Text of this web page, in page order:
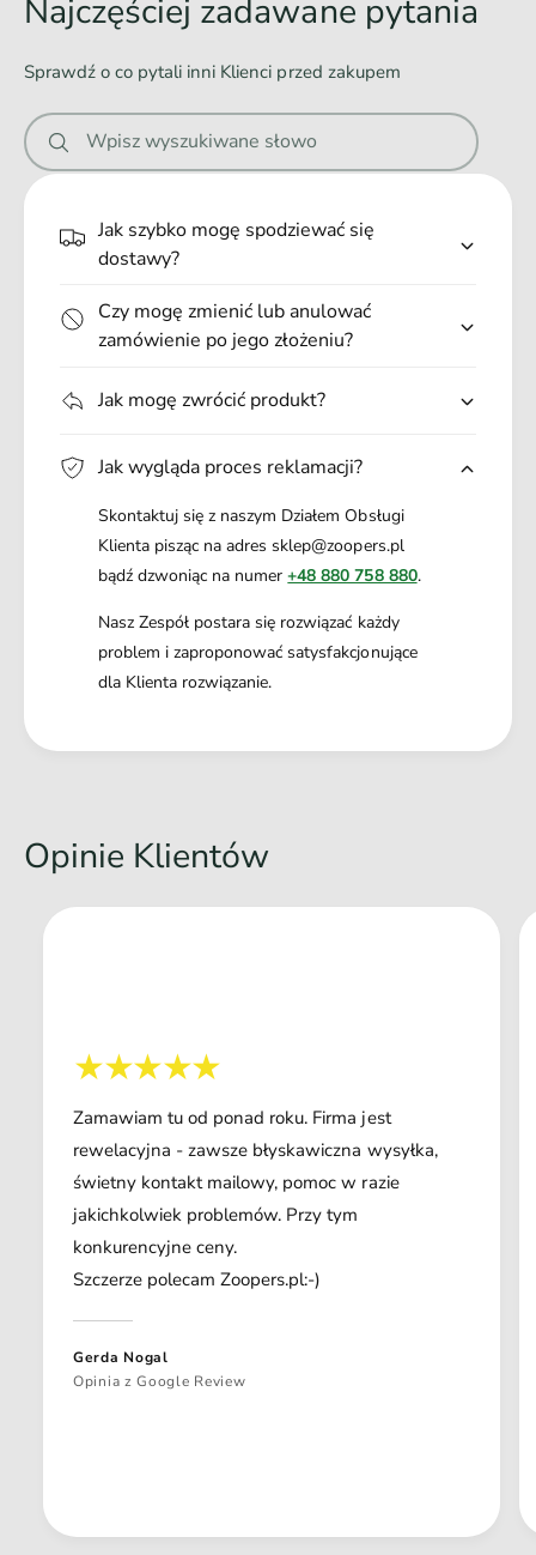
c
n
5
g
n
c
i
n
g
w
i
e
Najczęściej zadawane pytania
Sprawdź o co pytali inni Klienci przed zakupem
Wpisz wyszukiwane słowo
Jak szybko mogę spodziewać się
dostawy?
Czy mogę zmienić lub anulować
zamówienie po jego złożeniu?
Jak mogę zwrócić produkt?
Jak wygląda proces reklamacji?
Skontaktuj się z naszym Działem Obsługi
Klienta pisząc na adres sklep@zoopers.pl
bądź dzwoniąc na numer+48 880 758 880.
Nasz Zespół postara się rozwiązać każdy
problem i zaproponować satysfakcjonujące
dla Klienta rozwiązanie.
Opinie Klientów
Zamawiam tu od ponad roku. Firma jest
rewelacyjna - zawsze błyskawiczna wysyłka,
świetny kontakt mailowy, pomoc w razie
jakichkolwiek problemów. Przy tym
konkurencyjne ceny.
Szczerze polecam Zoopers.pl:-)
Gerda Nogal
Opinia z Google Review